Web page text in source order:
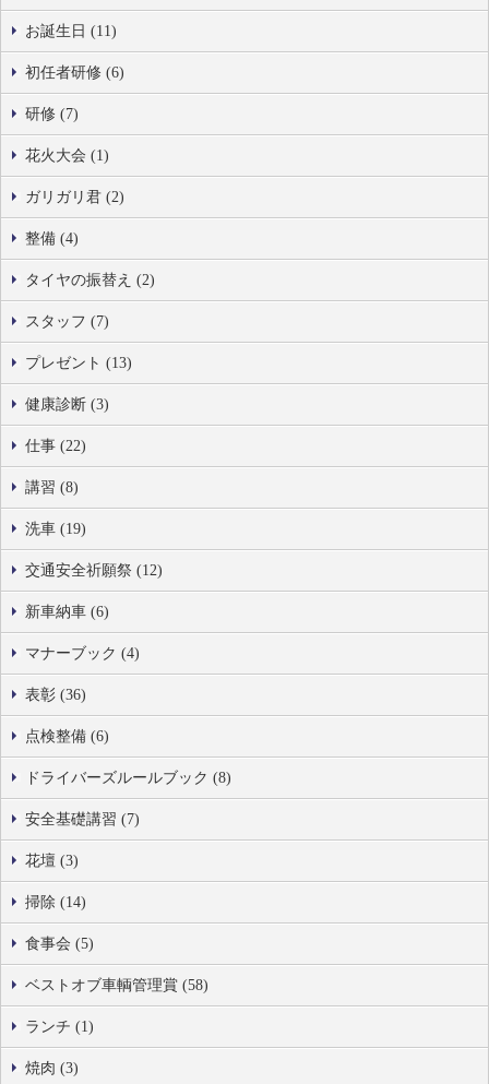
お誕生日 (11)
初任者研修 (6)
研修 (7)
花火大会 (1)
ガリガリ君 (2)
整備 (4)
タイヤの振替え (2)
スタッフ (7)
プレゼント (13)
健康診断 (3)
仕事 (22)
講習 (8)
洗車 (19)
交通安全祈願祭 (12)
新車納車 (6)
マナーブック (4)
表彰 (36)
点検整備 (6)
ドライバーズルールブック (8)
安全基礎講習 (7)
花壇 (3)
掃除 (14)
食事会 (5)
ベストオブ車輌管理賞 (58)
ランチ (1)
焼肉 (3)